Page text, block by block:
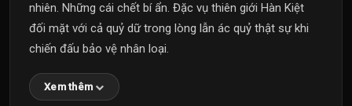
nhiên. Những cái chết bí ẩn. Đặc vụ thiên giới Hàn Kiệt
đối mặt với cả quỷ dữ trong lòng lẫn ác quỷ thật sự khi
chiến đấu bảo vệ nhân loại.
Xem thêm